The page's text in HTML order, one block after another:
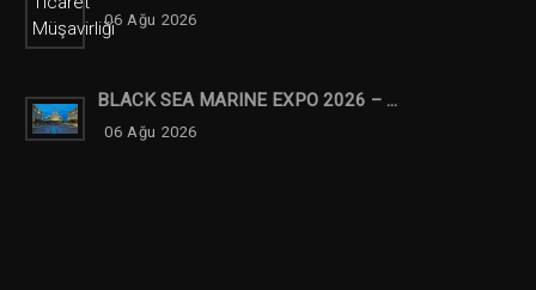
06 Ağu 2026
BLACK SEA MARINE EXPO 2026 – ...
06 Ağu 2026